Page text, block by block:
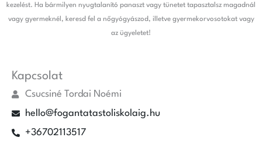
kezelést. Ha bármilyen nyugtalanító panaszt vagy tünetet tapasztalsz magadnál
vagy gyermeknél, keresd fel a nőgyógyászod, illetve gyermekorvosotokat vagy
az ügyeletet!
Kapcsolat
Csucsiné Tordai Noémi
hello@fogantatastoliskolaig.hu
+36702113517